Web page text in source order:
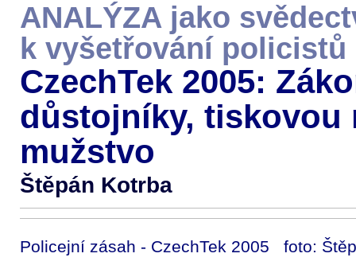
ANALÝZA jako
k vyšetřování policistů
CzechTek 2005:
důstojníky, tiskovou
mužstvo
Štěpán Kotrba
Policejní zásah - CzechTek 2005 foto: